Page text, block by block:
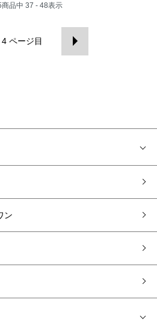
商品中 37 - 48表示
4 ページ目
ン